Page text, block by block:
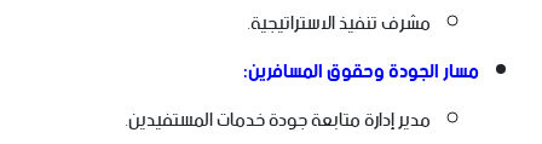
مشرف تنفيذ الاستراتيجية.
مسار الجودة وحقوق المسافرين:
مدير إدارة متابعة جودة خدمات المستفيدين.